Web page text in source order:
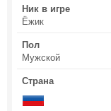
Ник в игре
Ёжик
Пол
Мужской
Страна